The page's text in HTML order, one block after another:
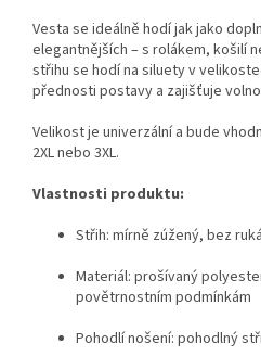
Vesta se ideálně hodí jak jako
elegantnějších – s rolákem, košilí
střihu se hodí na siluety v
přednosti postavy a zajišťuje
Velikost je univerzální a bude
2XL nebo 3XL.
Vlastnosti produktu:
Střih: mírně zúžený, bez
Materiál: prošívaný
povětrnostním podmínkám
Pohodlí nošení: pohodlný